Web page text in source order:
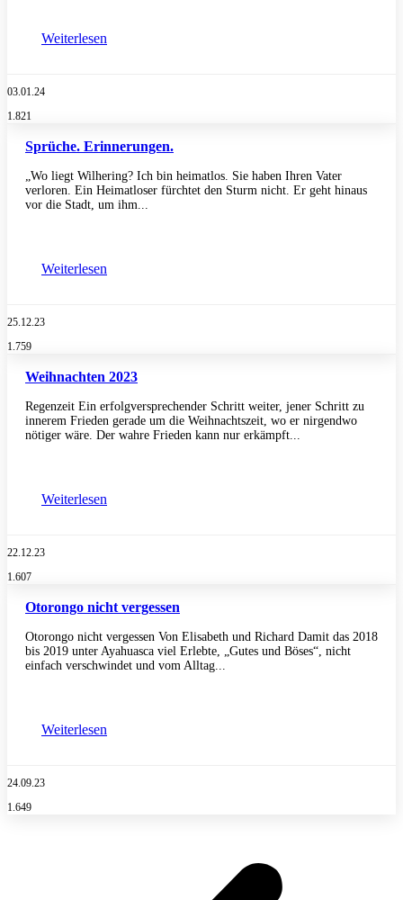
Weiterlesen
03.01.24
1.821
Sprüche. Erinnerungen.
„Wo liegt Wilhering? Ich bin heimatlos. Sie haben Ihren Vater
verloren. Ein Heimatloser fürchtet den Sturm nicht. Er geht hinaus
vor die Stadt, um ihm...
Weiterlesen
25.12.23
1.759
Weihnachten 2023
Regenzeit Ein erfolgversprechender Schritt weiter, jener Schritt zu
innerem Frieden gerade um die Weihnachtszeit, wo er nirgendwo
nötiger wäre. Der wahre Frieden kann nur erkämpft...
Weiterlesen
22.12.23
1.607
Otorongo nicht vergessen
Otorongo nicht vergessen Von Elisabeth und Richard Damit das 2018
bis 2019 unter Ayahuasca viel Erlebte, „Gutes und Böses“, nicht
einfach verschwindet und vom Alltag...
Weiterlesen
24.09.23
1.649